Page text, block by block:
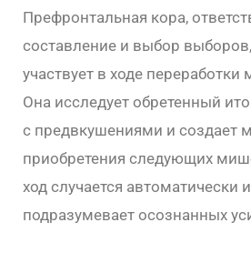
Префронтальная кора,
составление и выбор
участвует в ходе переработки
Она исследует обретенный
с предвкушениями и создает
приобретения следующих
ход случается автоматически
подразумевает осознанных